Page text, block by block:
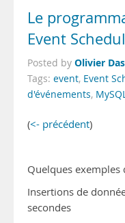
Le
Event
Posted by Olivier
Tags: event, Event
d'événements,
(<- précédent)
Quelques exemples
Insertions de
secondes